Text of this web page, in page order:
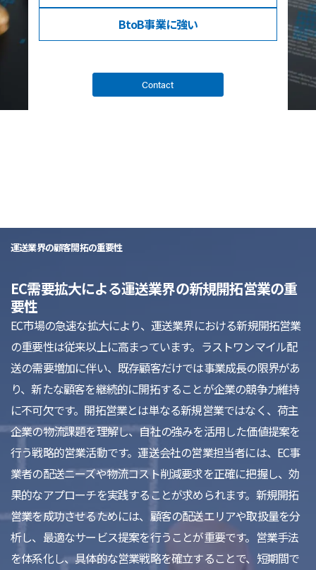
BtoB事業に強い
Contact
運送業界の顧客開拓の重要性
EC需要拡大による運送業界の新規開拓営業の重
要性
EC市場の急速な拡大により、運送業界における新規開拓営業
の重要性は従来以上に高まっています。ラストワンマイル配
送の需要増加に伴い、既存顧客だけでは事業成長の限界があ
り、新たな顧客を継続的に開拓することが企業の競争力維持
に不可欠です。開拓営業とは単なる新規営業ではなく、荷主
企業の物流課題を理解し、自社の強みを活用した価値提案を
行う戦略的営業活動です。運送会社の営業担当者には、EC事
業者の配送ニーズや物流コスト削減要求を正確に把握し、効
果的なアプローチを実践することが求められます。新規開拓
営業を成功させるためには、顧客の配送エリアや取扱量を分
析し、最適なサービス提案を行うことが重要です。営業手法
を体系化し、具体的な営業戦略を確立することで、短期間で